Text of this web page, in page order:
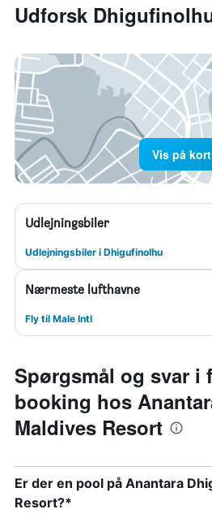
Udforsk
Vis på kort
Udlejningsbiler
Udlejningsbiler i Dhigufinolhu
Nærmeste lufthavne
Fly til Male Intl
Spørgsmål og svar i
booking hos
Maldives Resort
Er der en pool på Anantara
Resort?*